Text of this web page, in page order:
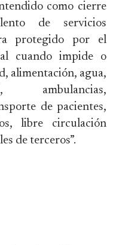
como cierre
de servicios
protegido por el
cuando impide o
alimentación, agua,
ambulancias,
de pacientes,
libre circulación
de terceros”.